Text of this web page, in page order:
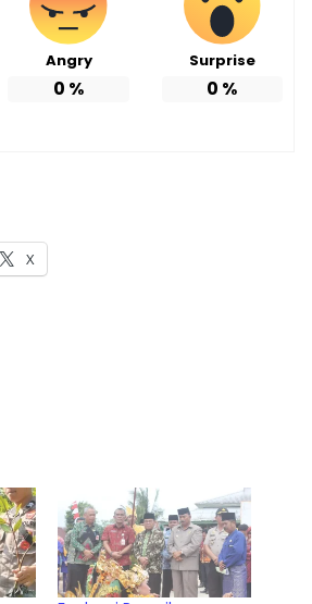
Angry
0 %
Surprise
0 %
X